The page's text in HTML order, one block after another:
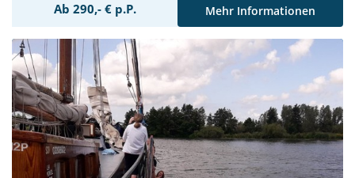
Ab 290,- € p.P. Mehr Informationen